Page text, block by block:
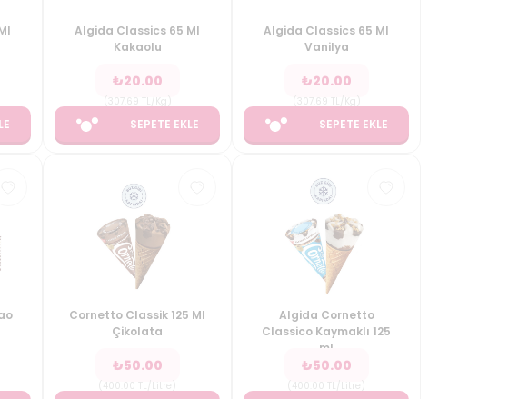
Algida Classics 65 Ml
Kakaolu
₺20.00
SEPETE EKLE
Algida Classics 65 Ml
Vanilya
₺20.00
SEPETE EKLE
Cornetto Classik 125 Ml
Çikolata
₺50.00
Algida Cornetto
Classico Kaymaklı 125
ml
₺50.00